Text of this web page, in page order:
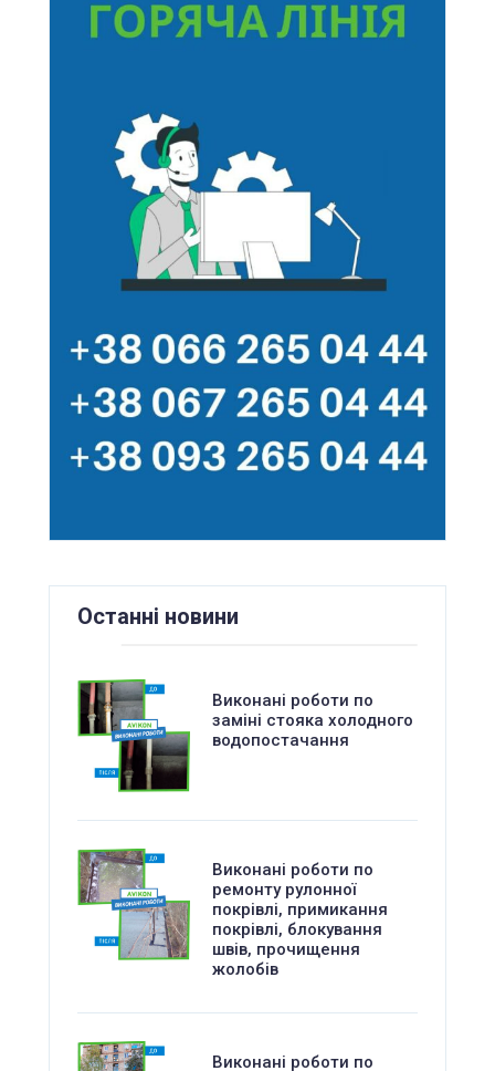
Останні новини
Виконані роботи по
заміні стояка холодного
водопостачання
Виконані роботи по
ремонту рулонної
покрівлі, примикання
покрівлі, блокування
швів, прочищення
жолобів
Виконані роботи по